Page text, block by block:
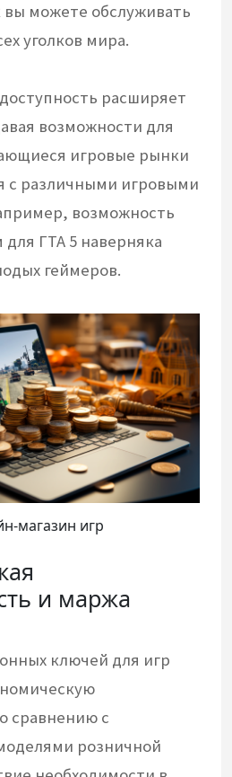
можете обслуживать
уголков мира.
расширяет
возможности для
игровые рынки
с различными игровыми
возможность
ГТА 5 наверняка
геймеров.
магазин игр
и маржа
ключей для игр
сравнению с
розничной